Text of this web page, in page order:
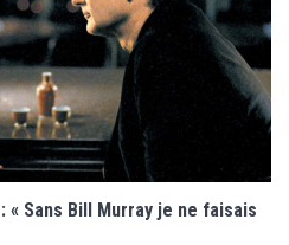
Sans Bill Murray je ne faisais